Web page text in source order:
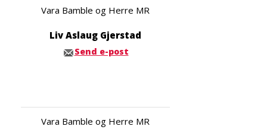
Vara Bamble og Herre MR
Liv Aslaug Gjerstad
Send e-post
Vara Bamble og Herre MR